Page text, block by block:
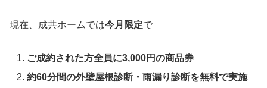
現在、成共ホームでは今月限定で
ご成約された方全員に3,000円の商品券
約60分間の外壁屋根診断・雨漏り診断を無料で実施